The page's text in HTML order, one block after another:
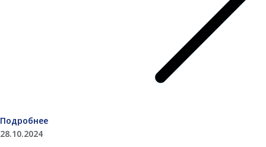
Подробнее
28.10.2024